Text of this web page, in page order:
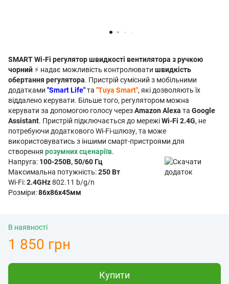
SMART Wi-Fi регулятор швидкості вентилятора з ручкою
чорний ⚡ надає можливість контролювати швидкість
обертання регулятора. Пристрій сумісний з мобільними
додатками "Smart Life"та "Tuya Smart", які дозволяють їх
віддалено керувати. Більше того, регулятором можна
керувати за допомогою голосу черезAmazon Alexa та Google
Assistant. Пристрій підключається до мережіWi-Fi 2.4G, не
потребуючи додаткового Wi-Fi-шлюзу, та може
використовуватись з іншими смарт-пристроями для
створення розумних сценаріїв.
Напруга: 100-250В, 50/60 Гц
Максимальна потужність:250 Вт
Wi-Fi:2.4GHz802.11 b/g/n
Розміри:86х86х45мм
В наявності
1 850 грн
Купити